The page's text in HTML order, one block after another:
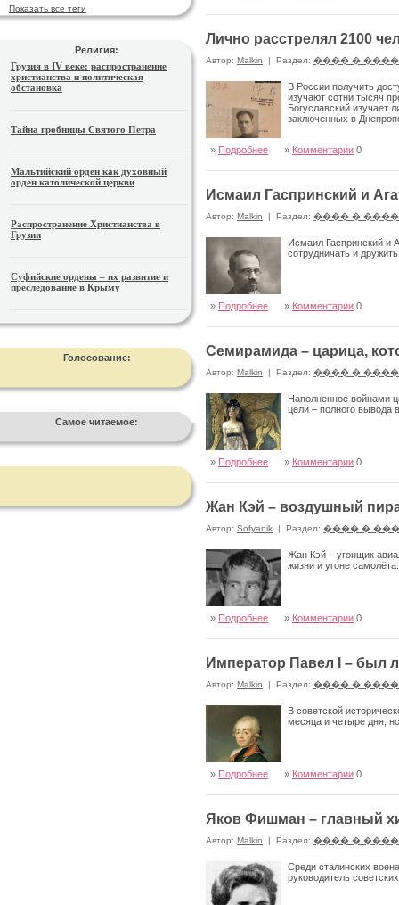
Показать все теги
Религия:
Грузия в IV веке: распространение
христианства и политическая
обстановка
Тайна гробницы Святого Петра
Мальтийский орден как духовный
орден католической церкви
Распространение Христианства в
Грузии
Суфийские ордены – их развитие и
преследование в Крыму
Голосование:
Самое читаемое:
Лично расстрелял 2100
Автор: Malkin | Раздел: ���� �
В России получить
изучают сотни тысяч
Богуславский изучает
заключенных в
» Подробнее » Комментарии 0
Исмаил Гаспринский и
Автор: Malkin | Раздел: ���� �
Исмаил Гаспринский и
сотрудничать и
» Подробнее » Комментарии 0
Семирамида – царица,
Автор: Malkin | Раздел: ���� �
Наполненное войнами
цели – полного вывода
» Подробнее » Комментарии 0
Жан Кэй – воздушный
Автор: Sofyanik | Раздел: ���� �
Жан Кэй – угонщик
жизни и угоне самолёта.
» Подробнее » Комментарии 0
Император Павел I – был
Автор: Malkin | Раздел: ���� �
В советской
месяца и четыре дня,
» Подробнее » Комментарии 0
Яков Фишман – главный
Автор: Malkin | Раздел: ���� �
Среди сталинских
руководитель